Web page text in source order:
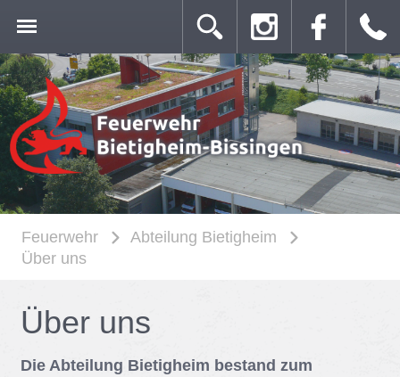
Feuerwehr
Abteilung Bietigheim
Über uns
Über uns
Die Abteilung Bietigheim bestand zum